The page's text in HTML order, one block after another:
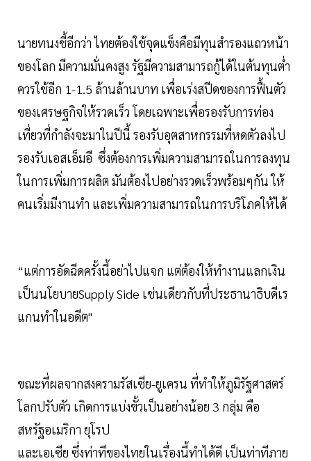
นายทนงชี้อีกว่า ไทยต้องใช้จุดแข็งคือมีทุนสำรองแถวหน้า
ของโลก มีความมั่นคงสูง รัฐมีความสามารถกู้ได้ในต้นทุนต่ำ
ควรใช้อีก 1-1.5 ล้านล้านบาท เพื่อเร่งสปีดของการฟื้นตัว
ของเศรษฐกิจให้รวดเร็ว โดยเฉพาะเพื่อรองรับการท่อง
เที่ยวที่กำลังจะมาในปีนี้ รองรับอุตสาหกรรมที่หดตัวลงไป
รองรับเอสเอ็มอี ซึ่งต้องการเพิ่มความสามารถในการลงทุน
ในการเพิ่มการผลิต มันต้องไปอย่างรวดเร็วพร้อมๆกัน ให้
คนเริ่มมีงานทำ และเพิ่มความสามารถในการบริโภคให้ได้
“แต่การอัดฉีดครั้งนี้อย่าไปแจก แต่ต้องให้ทำงานแลกเงิน
เป็นนโยบายSupply Side เช่นเดียวกับที่ประธานาธิบดีเร
แกนทำในอดีต"
ขณะที่ผลจากสงครามรัสเซีย-ยูเครน ที่ทำให้ภูมิรัฐศาสตร์
โลกปรับตัว เกิดการแบ่งขั้วเป็นอย่างน้อย 3 กลุ่ม คือ
สหรัฐอเมริกา ยุโรป
และเอเซีย ซึ่งท่าทีของไทยในเรื่องนี้ทำได้ดี เป็นท่าทีภาย